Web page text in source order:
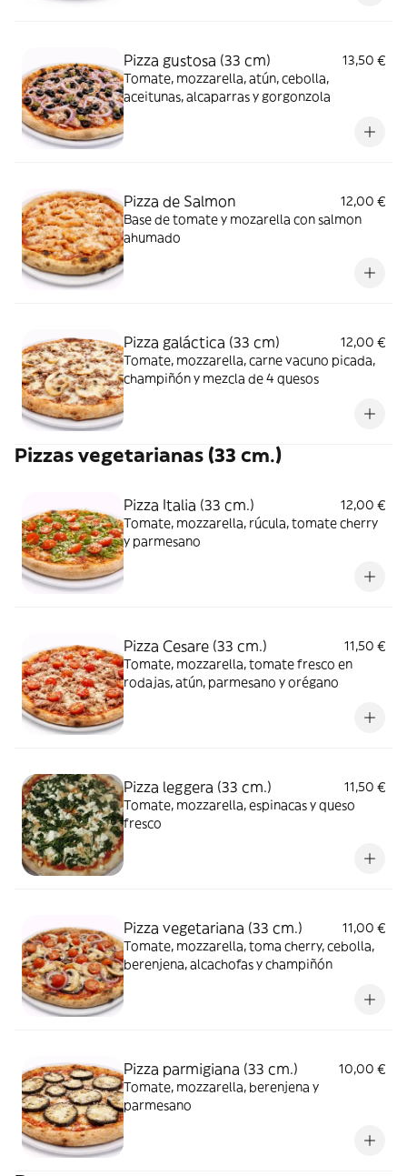
Pizza gustosa (33 cm)
13,50 €
Tomate, mozzarella, atún, cebolla,
aceitunas, alcaparras y gorgonzola
Pizza de Salmon
12,00 €
Base de tomate y mozarella con salmon
ahumado
Pizza galáctica (33 cm)
12,00 €
Tomate, mozzarella, carne vacuno picada,
champiñón y mezcla de 4 quesos
Pizzas vegetarianas (33 cm.)
Pizza Italia (33 cm.)
12,00 €
Tomate, mozzarella, rúcula, tomate cherry
y parmesano
Pizza Cesare (33 cm.)
11,50 €
Tomate, mozzarella, tomate fresco en
rodajas, atún, parmesano y orégano
Pizza leggera (33 cm.)
11,50 €
Tomate, mozzarella, espinacas y queso
fresco
Pizza vegetariana (33 cm.)
11,00 €
Tomate, mozzarella, toma cherry, cebolla,
berenjena, alcachofas y champiñón
Pizza parmigiana (33 cm.)
10,00 €
Tomate, mozzarella, berenjena y
parmesano